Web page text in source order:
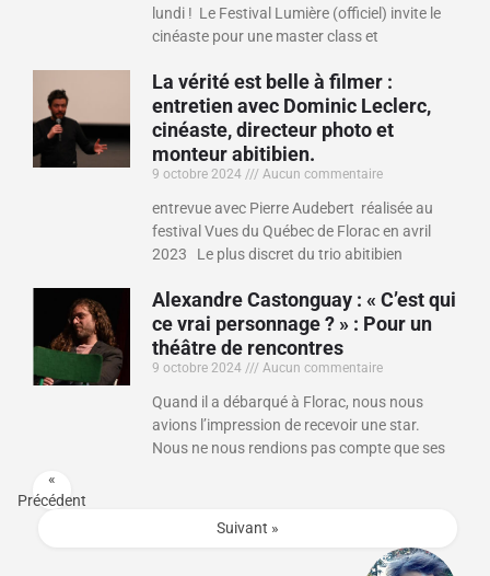
lundi ! Le Festival Lumière (officiel) invite le
cinéaste pour une master class et
La vérité est belle à filmer :
entretien avec Dominic Leclerc,
cinéaste, directeur photo et
monteur abitibien.
9 octobre 2024 Aucun commentaire
entrevue avec Pierre Audebert réalisée au
festival Vues du Québec de Florac en avril
2023 Le plus discret du trio abitibien
Alexandre Castonguay : « C’est qui
ce vrai personnage ? » : Pour un
théâtre de rencontres
9 octobre 2024 Aucun commentaire
Quand il a débarqué à Florac, nous nous
avions l’impression de recevoir une star.
Nous ne nous rendions pas compte que ses
«
Précédent
Suivant »